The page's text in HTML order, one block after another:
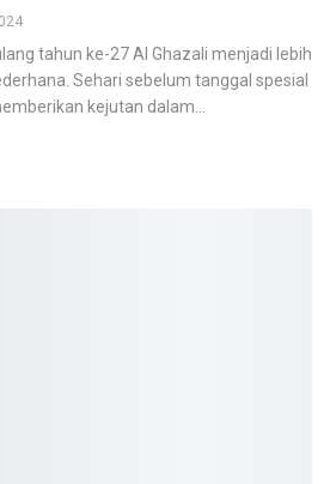
tahun ke-27 Al Ghazali menjadi lebih
Sehari sebelum tanggal spesial
kejutan dalam…